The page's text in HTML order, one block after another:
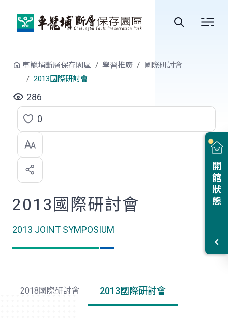
站
開館狀態
車籠埔斷層保存園區 學習推廣
國際研討會
2013國際研討會
286
點
選
喜
歡
0
2013國際研討會
2013 JOINT SYMPOSIUM
2018國際研討會 2013國際研討會